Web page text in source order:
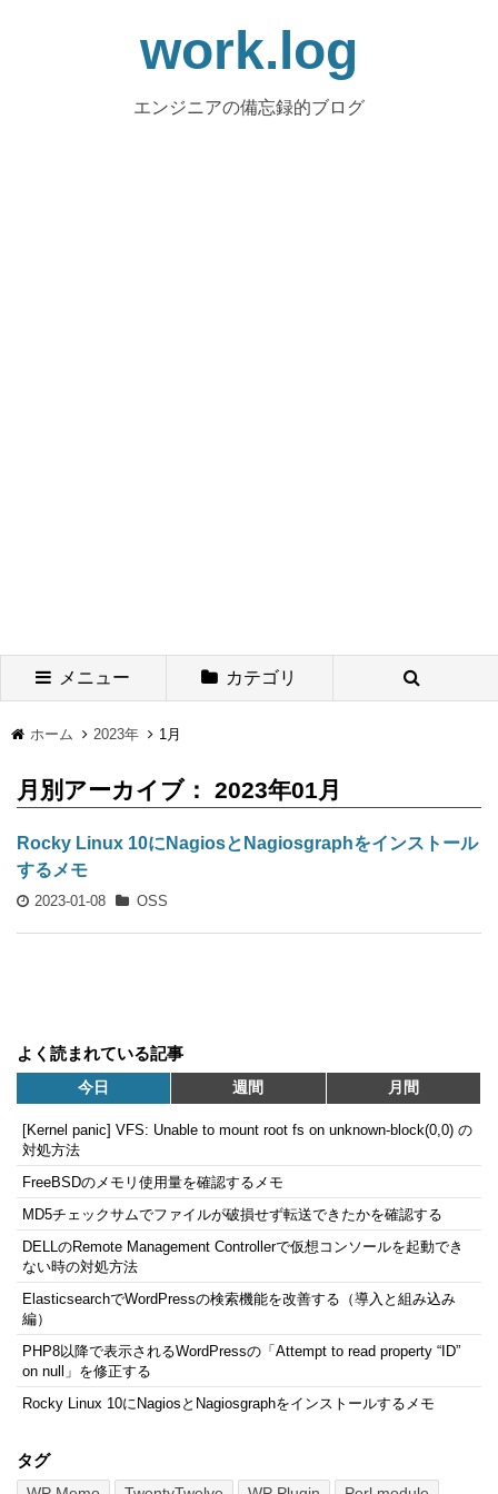
work.log
エンジニアの備忘録的ブログ
メニュー カテゴリ
ホーム 2023年 1月
月別アーカイブ： 2023年01月
Rocky Linux 10にNagiosとNagiosgraphをインストール
するメモ
2023-01-08 OSS
よく読まれている記事
今日 週間 月間
[Kernel panic] VFS: Unable to mount root fs on unknown-block(0,0) の
対処方法
FreeBSDのメモリ使用量を確認するメモ
MD5チェックサムでファイルが破損せず転送できたかを確認する
DELLのRemote Management Controllerで仮想コンソールを起動でき
ない時の対処方法
ElasticsearchでWordPressの検索機能を改善する（導入と組み込み
編）
PHP8以降で表示されるWordPressの「Attempt to read property “ID”
on null」を修正する
Rocky Linux 10にNagiosとNagiosgraphをインストールするメモ
タグ